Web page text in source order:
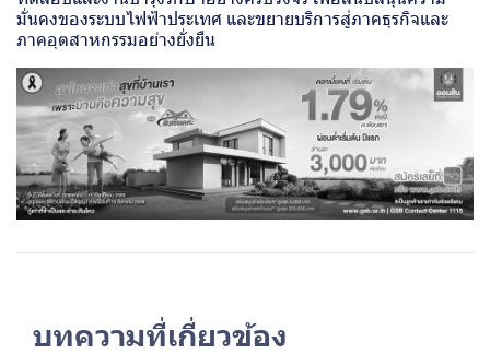
มั่นคงของระบบไฟฟ้าประเทศ และขยายบริการสู่ภาคธุรกิจและ
ภาคอุตสาหกรรมอย่างยั่งยืน
บทความที่เกี่ยวข้อง